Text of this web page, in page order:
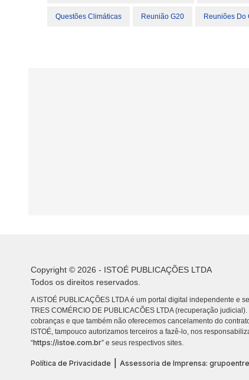
Questões Climáticas Reunião G20 Reuniões Do
Copyright © 2026 - ISTOÉ PUBLICAÇÕES LTDA
Todos os direitos reservados.
A ISTOÉ PUBLICAÇÕES LTDA é um portal digital independente e
TRES COMÉRCIO DE PUBLICACÕES LTDA (recuperação
cobranças e que também não oferecemos cancelamento do
ISTOÉ, tampouco autorizamos terceiros a fazê-lo, nos
“https://istoe.com.br” e seus respectivos sites.
Política de Privacidade Assessoria de Imprensa: